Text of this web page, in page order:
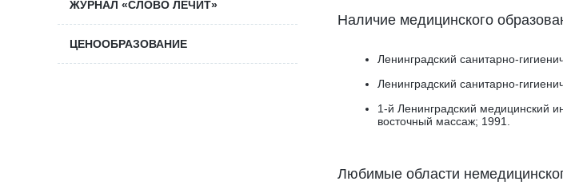
Наличие медицинского
Ленинградский санитарно-
Ленинградский санитарно-
1-й Ленинградский медицинский
восточный массаж; 1991.
Любимые области
ЖУРНАЛ «СЛОВО ЛЕЧИТ»
ЦЕНООБРАЗОВАНИЕ